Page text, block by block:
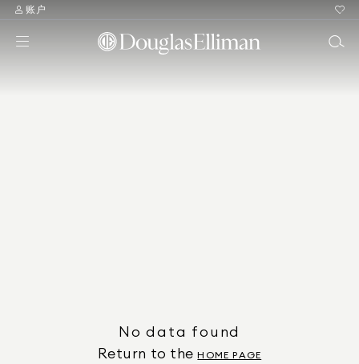
账户
No data found
Return to the HOME PAGE